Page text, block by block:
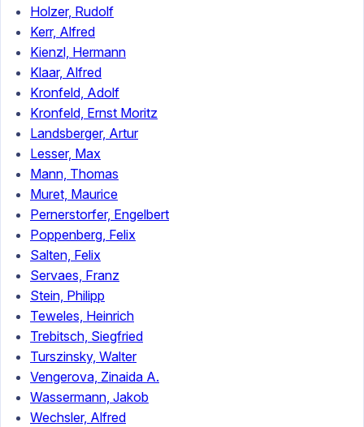
Holzer, Rudolf
Kerr, Alfred
Kienzl, Hermann
Klaar, Alfred
Kronfeld, Adolf
Kronfeld, Ernst Moritz
Landsberger, Artur
Lesser, Max
Mann, Thomas
Muret, Maurice
Pernerstorfer, Engelbert
Poppenberg, Felix
Salten, Felix
Servaes, Franz
Stein, Philipp
Teweles, Heinrich
Trebitsch, Siegfried
Turszinsky, Walter
Vengerova, Zinaida A.
Wassermann, Jakob
Wechsler, Alfred